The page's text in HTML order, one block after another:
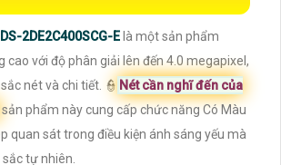
DS-2DE2C400SCG-E là một sản phẩm
cao với độ phân giải lên đến 4.0 megapixel,
nét và chi tiết. 👮 Nét cần nghĩ đến của
sản phẩm này cung cấp chức năng Có Màu
quan sát trong điều kiện ánh sáng yếu mà
tự nhiên.